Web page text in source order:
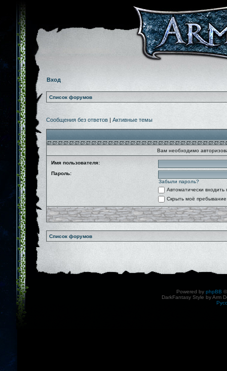
Вход
Список форумов
Сообщения без ответов | Активные темы
Вам необходимо
Имя пользователя:
Пароль:
Забыли пароль?
Автоматически
Скрыть моё
Список форумов
Powered by phpBB
DarkFantasy Style by Arm